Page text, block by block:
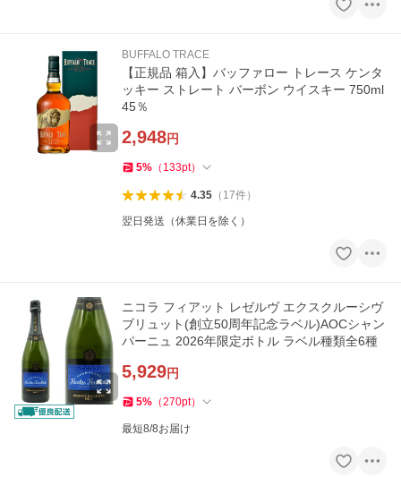
BUFFALO TRACE
【正規品 箱入】バッファロー トレース ケンタ
ッキー ストレート バーボン ウイスキー 750ml
45％
2,948円
5% （ 133pt）
4.35（ 17件）
翌日発送（休業日を除く）
ニコラ フィアット レゼルヴ エクスクルーシヴ
ブリュット(創立50周年記念ラベル)AOCシャン
パーニュ 2026年限定ボトル ラベル種類全6種
5,929円
5% （270pt）
最短8/8お届け